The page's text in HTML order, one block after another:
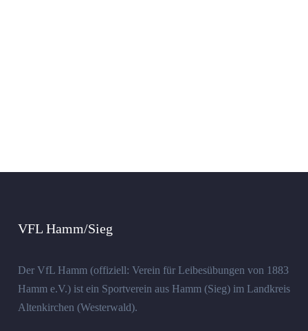
VFL Hamm/Sieg
Der VfL Hamm (offiziell: Verein für Leibesübungen von 1883
Hamm e.V.) ist ein Sportverein aus Hamm (Sieg) im Landkreis
Altenkirchen (Westerwald).